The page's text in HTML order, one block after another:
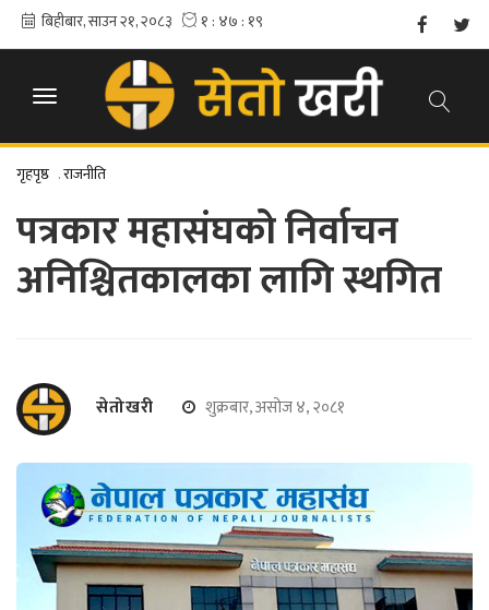
गृहपृष्ठ .राजनीति
पत्रकार महासंघको निर्वाचन
अनिश्चितकालका लागि स्थगित
सेतोखरी शुक्रबार, असोज ४, २०८१